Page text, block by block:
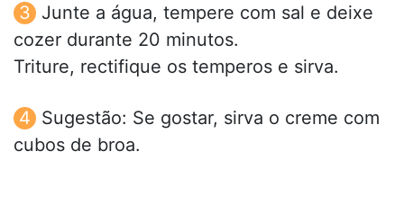
Junte a água, tempere com sal e deixe
cozer durante 20 minutos.
Triture, rectifique os temperos e sirva.
Sugestão: Se gostar, sirva o creme com
cubos de broa.